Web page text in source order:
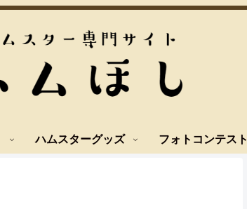
ハムスターグッズ フォトコンテスト